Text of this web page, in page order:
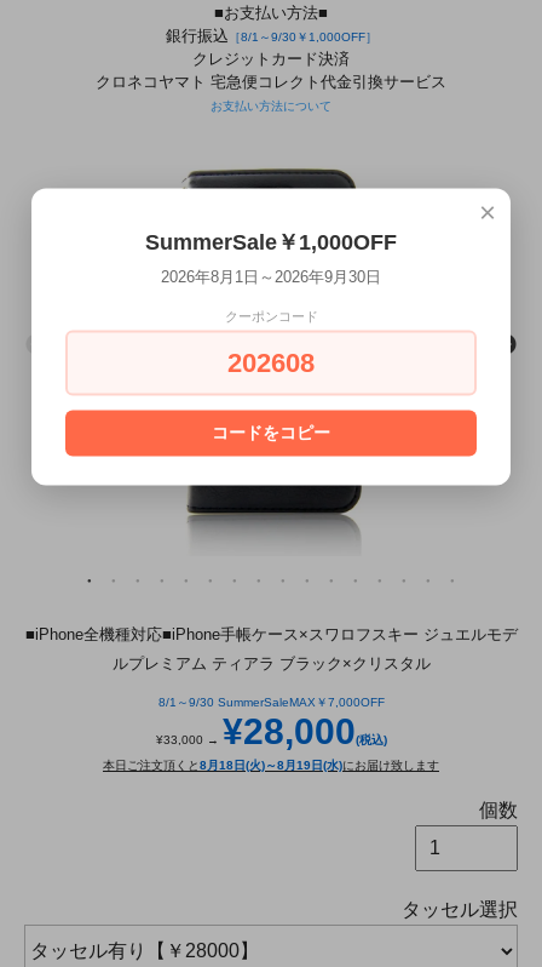
■お支払い方法■
銀行振込 ［8/1～9/30￥1,000OFF］
クレジットカード決済
クロネコヤマト 宅急便コレクト代金引換サービス
お支払い方法について
■iPhone全機種対応■iPhone手帳ケース×スワロフスキー ジュエルモデ
ルプレミアム ティアラ ブラック×クリスタル
8/1～9/30 SummerSaleMAX￥7,000OFF
¥33,000 → ¥28,000(税込)
本日ご注文頂くと8月18日(火)～8月19日(水)にお届け致します
個数
タッセル選択
×
SummerSale￥1,000OFF
2026年8月1日～2026年9月30日
クーポンコード
202608
コードをコピー